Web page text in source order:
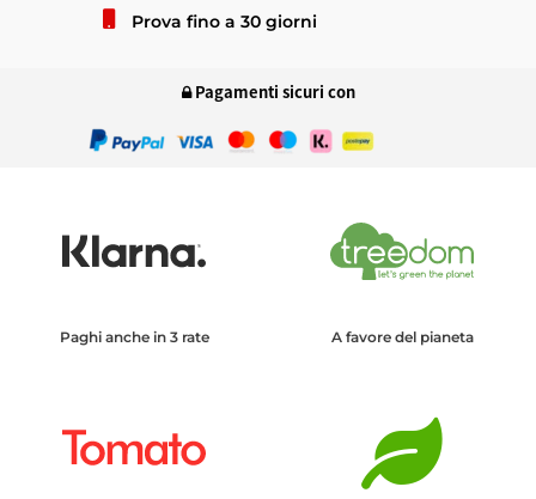
Prova fino a 30 giorni
Pagamenti sicuri con
Paghi anche in 3 rate A favore del pianeta